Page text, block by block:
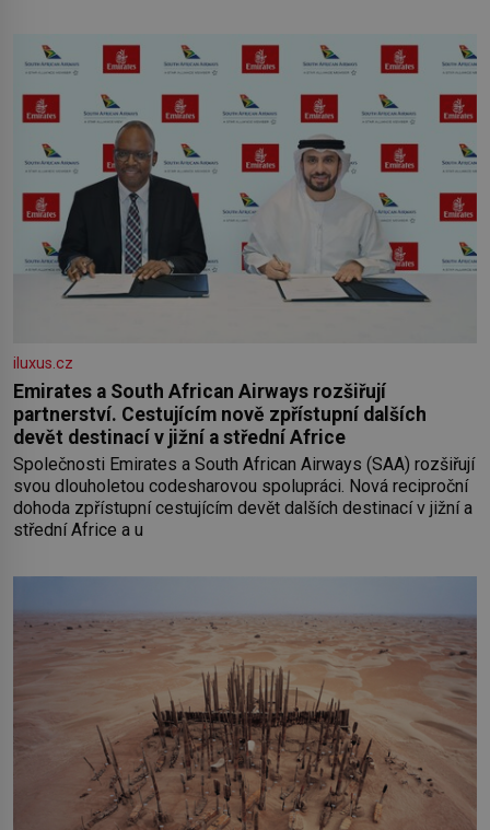
iluxus.cz
Emirates a South African Airways rozšiřují
partnerství. Cestujícím nově zpřístupní dalších
devět destinací v jižní a střední Africe
Společnosti Emirates a South African Airways (SAA) rozšiřují
svou dlouholetou codesharovou spolupráci. Nová reciproční
dohoda zpřístupní cestujícím devět dalších destinací v jižní a
střední Africe a u